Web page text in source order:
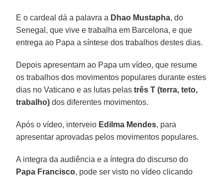
E o cardeal dá a palavra a Dhao Mustapha, do
Senegal, que vive e trabalha em Barcelona, e que
entrega ao Papa a síntese dos trabalhos destes dias.
Depois apresentam ao Papa um vídeo, que resume
os trabalhos dos movimentos populares durante estes
dias no Vaticano e as lutas pelastrês T (terra, teto,
trabalho) dos diferentes movimentos.
Após o vídeo, interveio Edilma Mendes, para
apresentar aprovadas pelos movimentos populares.
A integra da audiência e a íntegra do discurso do
Papa Francisco, pode ser visto no vídeo clicando